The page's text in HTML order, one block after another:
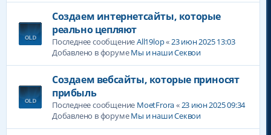
Создаем интернетсайты, которые
реально цепляют
Последнее сообщениеAll19lop« 23 июн 2025 13:03
Добавлено в форумеМы и наши Секвои
Создаем вебсайты, которые приносят
прибыль
Последнее сообщение MoetFrora« 23 июн 2025 09:34
Добавлено в форумеМы и наши Секвои